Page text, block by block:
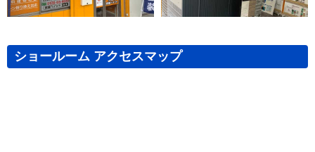
ショールーム アクセスマップ